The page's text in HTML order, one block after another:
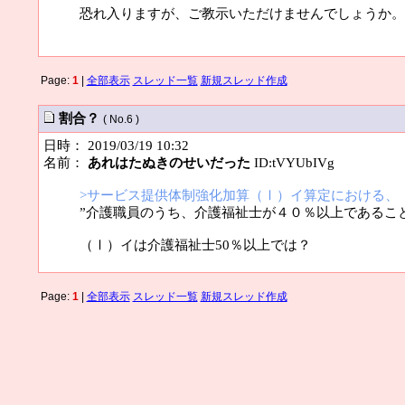
恐れ入りますが、ご教示いただけませんでしょうか。
Page: 1| 全部表示 スレッド一覧 新規スレッド作成
割合？ ( No.6 )
日時： 2019/03/19 10:32
名前： あれはたぬきのせいだった ID:tVYUbIVg
>サービス提供体制強化加算（Ⅰ）イ算定における、
”介護職員のうち、介護福祉士が４０％以上であるこ
（Ⅰ）イは介護福祉士50％以上では？
Page: 1| 全部表示 スレッド一覧 新規スレッド作成